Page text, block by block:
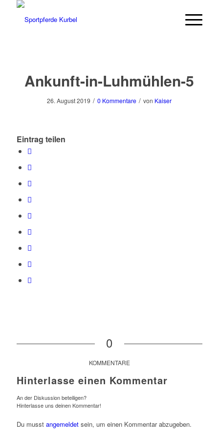
Ankunft-in-Luhmühlen-5
26. August 2019 / 0 Kommentare / von Kaiser
Eintrag teilen
0
KOMMENTARE
Hinterlasse einen Kommentar
An der Diskussion beteiligen?
Hinterlasse uns deinen Kommentar!
Du musst angemeldetsein, um einen Kommentar abzugeben.